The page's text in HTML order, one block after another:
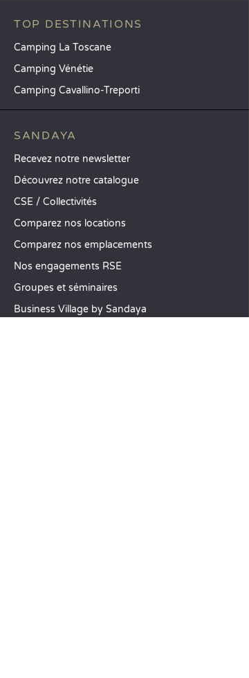
TOP DESTINATIONS
Camping La Toscane
Camping Vénétie
Camping Cavallino-Treporti
SANDAYA
Recevez notre newsletter
Découvrez notre catalogue
CSE / Collectivités
Comparez nos locations
Comparez nos emplacements
Nos engagements RSE
Groupes et séminaires
Business Village by Sandaya